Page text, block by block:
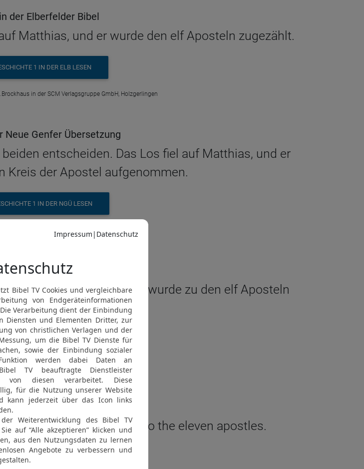
der Elberfelder Bibel
Matthias, und er wurde den elf Aposteln zugezählt.
1 IN DER ELB LESEN
in der SCM Verlagsgruppe GmbH, Holzgerlingen
Neue Genfer Übersetzung
entscheiden. Das Los fiel auf Matthias, und er
Kreis der Apostel aufgenommen.
1 IN DER NGÜ LESEN
/ Deutsche Bibelgesellschaft, Stuttgart
der Schlachter 2000
fiel auf Matthias, und er wurde zu den elf Aposteln
1 IN DER SLT LESEN
Genfer Bibelgesellschaft
New International Version
so he was added to the eleven apostles.
1 IN DER NIV LESEN